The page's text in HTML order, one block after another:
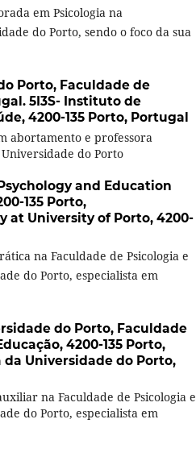
em Psicologia na
do Porto, sendo o foco da sua
Porto, Faculdade de
5I3S- Instituto de
4200-135 Porto, Portugal
abortamento e professora
do Porto
and Education
135 Porto,
at University of Porto, 4200-
na Faculdade de Psicologia e
do Porto, especialista em
do Porto, Faculdade
4200-135 Porto,
Universidade do Porto,
na Faculdade de Psicologia e
do Porto, especialista em